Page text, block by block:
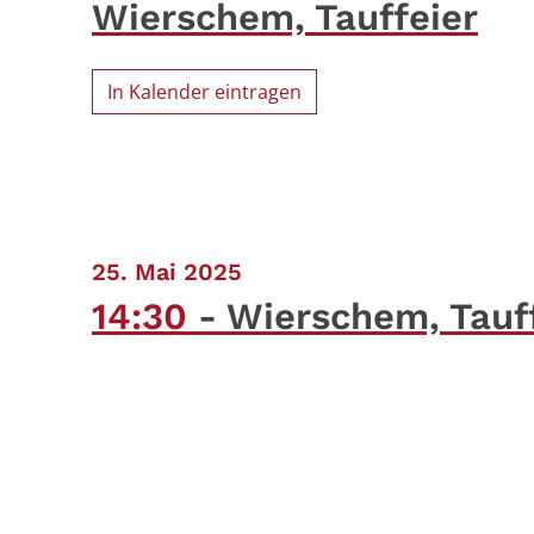
Wierschem, Tauffeier
In Kalender eintragen
25. Mai 2025
14:30 Wierschem,